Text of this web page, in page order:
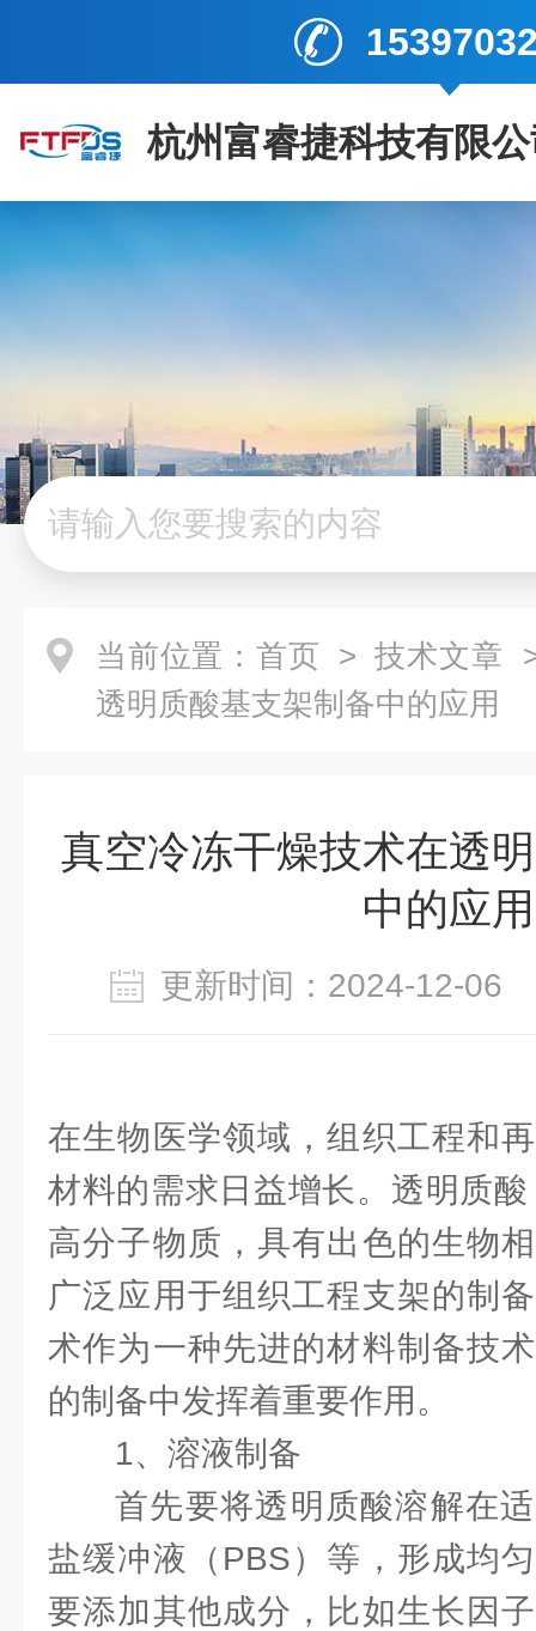
杭州富睿捷科技有限
当前位置： 首页 > 技术文章
透明质酸基支架制备中的应用
真空冷冻干燥技术在透
中的应用
更新时间：2024-12-
在生物医学领域，组织工程和
材料的需求日益增长。透明质
高分子物质，具有出色的生物
广泛应用于组织工程支架的制
术作为一种先进的材料制备技
的制备中发挥着重要作用。
1、溶液制备
首先要将透明质酸溶解在
盐缓冲液（PBS）等，形成均
要添加其他成分，比如生长因